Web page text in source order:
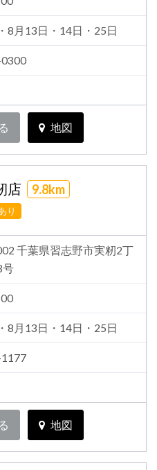
8月13日・14日・25日
地図
店 9.8km
り
千葉県習志野市実籾2丁
号
8月13日・14日・25日
地図